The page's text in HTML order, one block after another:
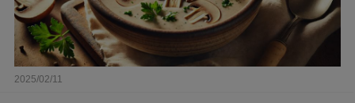
2025/02/11